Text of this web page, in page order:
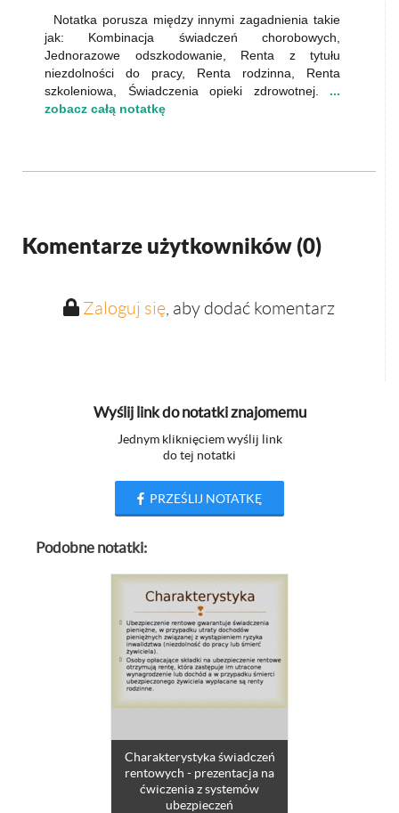
Notatka porusza między innymi zagadnienia takie
jak: Kombinacja świadczeń chorobowych,
Jednorazowe odszkodowanie, Renta z tytułu
niezdolności do pracy, Renta rodzinna, Renta
szkoleniowa, Świadczenia opieki zdrowotnej. ...
zobacz całą notatkę
Komentarze użytkowników (0)
Zaloguj się, aby dodać komentarz
Wyślij link do notatki znajomemu
Jednym kliknięciem wyślij link
do tej notatki
PRZEŚLIJ NOTATKĘ
Podobne notatki:
Charakterystyka świadczeń
rentowych - prezentacja na
ćwiczenia z systemów
ubezpieczeń